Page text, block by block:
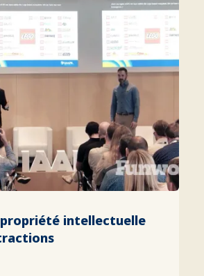
intellectuelle